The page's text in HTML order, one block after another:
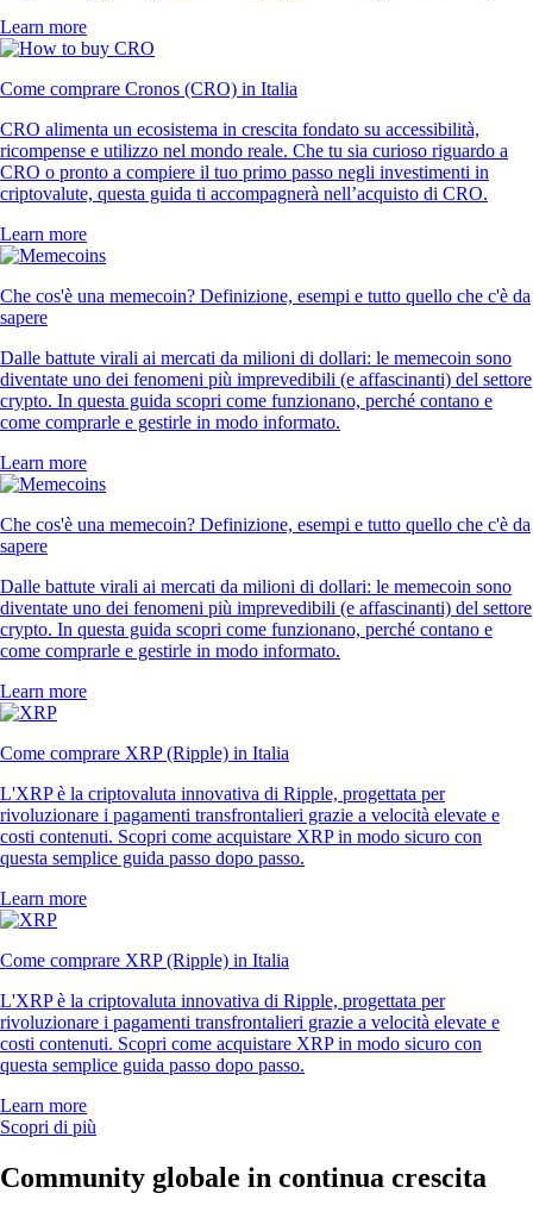
Learn more
Come comprare Cronos (CRO) in Italia
CRO alimenta un ecosistema in crescita fondato su accessibilità,
ricompense e utilizzo nel mondo reale. Che tu sia curioso riguardo a
CRO o pronto a compiere il tuo primo passo negli investimenti in
criptovalute, questa guida ti accompagnerà nell’acquisto di CRO.
Learn more
Che cos'è una memecoin? Definizione, esempi e tutto quello che c'è da
sapere
Dalle battute virali ai mercati da milioni di dollari: le memecoin sono
diventate uno dei fenomeni più imprevedibili (e affascinanti) del settore
crypto. In questa guida scopri come funzionano, perché contano e
come comprarle e gestirle in modo informato.
Learn more
Che cos'è una memecoin? Definizione, esempi e tutto quello che c'è da
sapere
Dalle battute virali ai mercati da milioni di dollari: le memecoin sono
diventate uno dei fenomeni più imprevedibili (e affascinanti) del settore
crypto. In questa guida scopri come funzionano, perché contano e
come comprarle e gestirle in modo informato.
Learn more
Come comprare XRP (Ripple) in Italia
L'XRP è la criptovaluta innovativa di Ripple, progettata per
rivoluzionare i pagamenti transfrontalieri grazie a velocità elevate e
costi contenuti. Scopri come acquistare XRP in modo sicuro con
questa semplice guida passo dopo passo.
Learn more
Come comprare XRP (Ripple) in Italia
L'XRP è la criptovaluta innovativa di Ripple, progettata per
rivoluzionare i pagamenti transfrontalieri grazie a velocità elevate e
costi contenuti. Scopri come acquistare XRP in modo sicuro con
questa semplice guida passo dopo passo.
Learn more
Scopri di più
Community globale in continua crescita